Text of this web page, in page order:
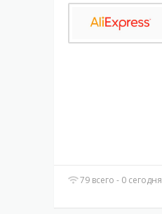
79 всего - 0 сегодня